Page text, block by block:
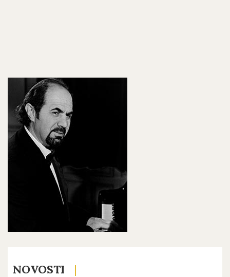
NOVOSTI